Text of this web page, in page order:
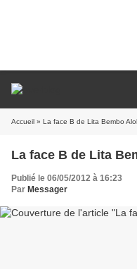
Accueil » La face B de Lita Bembo
La face B de Lita
Publié le 06/05/2012 à 16:23
Par Messager